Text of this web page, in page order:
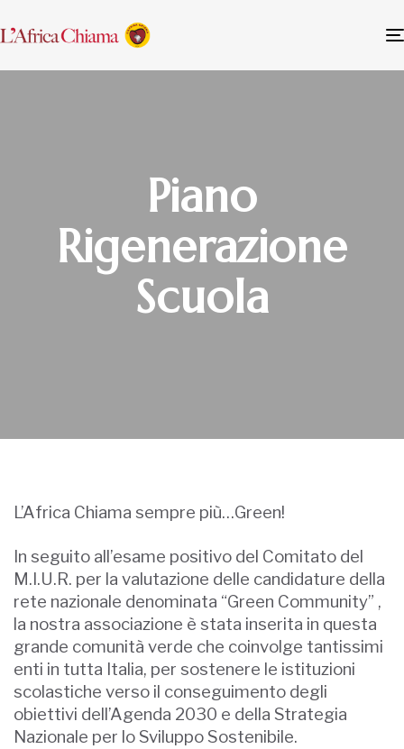
Piano
Rigenerazione
Scuola
L’Africa Chiama sempre più…Green!
In seguito all’esame positivo del Comitato del
M.I.U.R. per la valutazione delle candidature della
rete nazionale denominata “Green Community” ,
la nostra associazione è stata inserita in questa
grande comunità verde che coinvolge tantissimi
enti in tutta Italia, per sostenere le istituzioni
scolastiche verso il conseguimento degli
obiettivi dell’Agenda 2030 e della Strategia
Nazionale per lo Sviluppo Sostenibile.